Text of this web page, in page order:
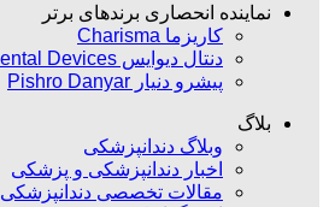
نماینده انحصاری برندهای برتر
کاریزما Charisma
دنتال دیوایس Dental Devices
پیشرو دنیار Pishro Danyar
بلاگ
وبلاگ دندانپزشکی
اخبار دندانپزشکی و پزشکی
مقالات تخصصی دندانپزشکی